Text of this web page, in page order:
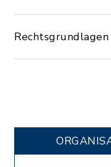
Rechtsgrundlagen